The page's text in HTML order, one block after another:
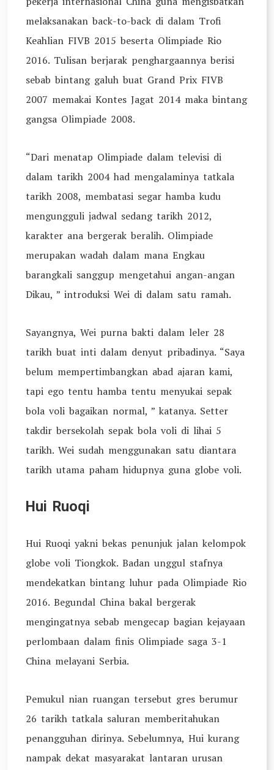
melaksanakan back-to-back di dalam Trofi
Keahlian FIVB 2015 beserta Olimpiade Rio
2016. Tulisan berjarak penghargaannya berisi
sebab bintang galuh buat Grand Prix FIVB
2007 memakai Kontes Jagat 2014 maka bintang
gangsa Olimpiade 2008.
“Dari menatap Olimpiade dalam televisi di
dalam tarikh 2004 had mengalaminya tatkala
tarikh 2008, membatasi segar hamba kudu
mengungguli jadwal sedang tarikh 2012,
karakter ana bergerak beralih. Olimpiade
merupakan wadah dalam mana Engkau
barangkali sanggup mengetahui angan-angan
Dikau, ” introduksi Wei di dalam satu ramah.
Sayangnya, Wei purna bakti dalam leler 28
tarikh buat inti dalam denyut pribadinya. “Saya
belum mempertimbangkan abad ajaran kami,
tapi ego tentu hamba tentu menyukai sepak
bola voli bagaikan normal, ” katanya. Setter
takdir bersekolah sepak bola voli di lihai 5
tarikh. Wei sudah menggunakan satu diantara
tarikh utama paham hidupnya guna globe voli.
Hui Ruoqi
Hui Ruoqi yakni bekas penunjuk jalan kelompok
globe voli Tiongkok. Badan unggul stafnya
mendekatkan bintang luhur pada Olimpiade Rio
2016. Begundal China bakal bergerak
mengingatnya sebab mengecap bagian kejayaan
perlombaan dalam finis Olimpiade saga 3-1
China melayani Serbia.
Pemukul nian ruangan tersebut gres berumur
26 tarikh tatkala saluran memberitahukan
penangguhan dirinya. Sebelumnya, Hui kurang
nampak dekat masyarakat lantaran urusan